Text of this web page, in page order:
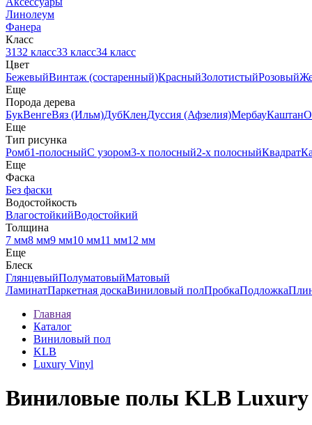
Линолеум
Фанера
Класс
3132 класс33 класс34 класс
Цвет
БежевыйВинтаж (состаренный)КрасныйЗолотистыйРозовый
Еще
Порода дерева
БукВенгеВяз (Ильм)ДубКленДуссия (Афзелия)МербауКаштан
Еще
Тип рисунка
Ромб1-полосныйС узором3-х полосный2-х полосныйКвадрат
Еще
Фаска
Без фаски
Водостойкость
ВлагостойкийВодостойкий
Толщина
7 мм8 мм9 мм10 мм11 мм12 мм
Еще
Блеск
ГлянцевыйПолуматовыйМатовый
ЛаминатПаркетная доскаВиниловый полПробкаПодложка
Главная
Каталог
Виниловый пол
KLB
Luxury Vinyl
Виниловые полы KLB Luxury